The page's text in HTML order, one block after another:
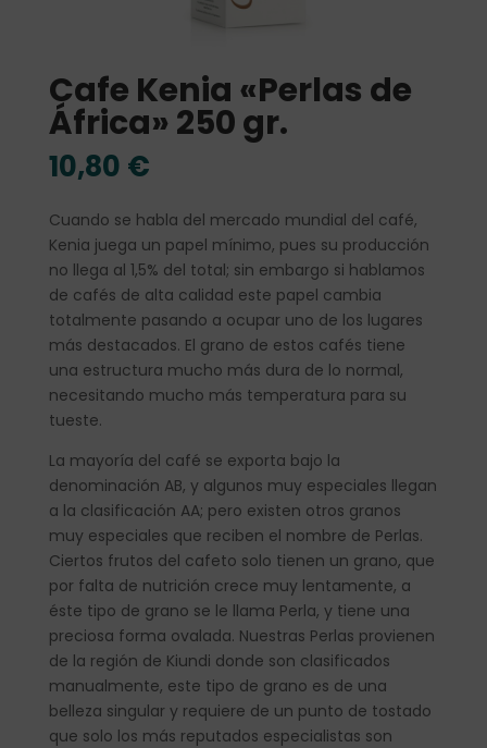
Cafe Kenia «Perlas de
África» 250 gr.
10,80 €
Cuando se habla del mercado mundial del café,
Kenia juega un papel mínimo, pues su producción
no llega al 1,5% del total; sin embargo si hablamos
de cafés de alta calidad este papel cambia
totalmente pasando a ocupar uno de los lugares
más destacados. El grano de estos cafés tiene
una estructura mucho más dura de lo normal,
necesitando mucho más temperatura para su
tueste.
La mayoría del café se exporta bajo la
denominación AB, y algunos muy especiales llegan
a la clasificación AA; pero existen otros granos
muy especiales que reciben el nombre de Perlas.
Ciertos frutos del cafeto solo tienen un grano, que
por falta de nutrición crece muy lentamente, a
éste tipo de grano se le llama Perla, y tiene una
preciosa forma ovalada. Nuestras Perlas provienen
de la región de Kiundi donde son clasificados
manualmente, este tipo de grano es de una
belleza singular y requiere de un punto de tostado
que solo los más reputados especialistas son